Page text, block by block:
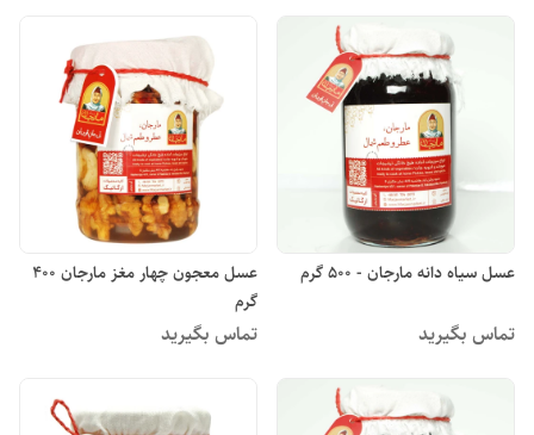
عسل سیاه دانه مارجان - 500 گرم
تماس بگیرید
عسل معجون چهار مغز مارجان 400
گرم
تماس بگیرید